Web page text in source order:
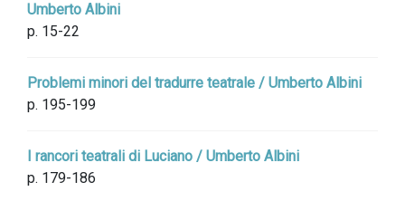
Umberto Albini
p. 15-22
Problemi minori del tradurre teatrale / Umberto Albini
p. 195-199
I rancori teatrali di Luciano / Umberto Albini
p. 179-186